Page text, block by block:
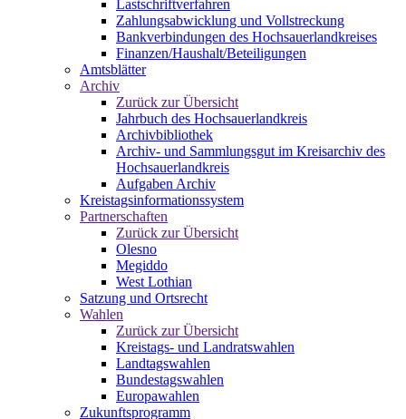
Lastschriftverfahren
Zahlungsabwicklung und Vollstreckung
Bankverbindungen des Hochsauerlandkreises
Finanzen/Haushalt/Beteiligungen
Amtsblätter
Archiv
Zurück zur Übersicht
Jahrbuch des Hochsauerlandkreis
Archivbibliothek
Archiv- und Sammlungsgut im Kreisarchiv des
Hochsauerlandkreis
Aufgaben Archiv
Kreistagsinformationssystem
Partnerschaften
Zurück zur Übersicht
Olesno
Megiddo
West Lothian
Satzung und Ortsrecht
Wahlen
Zurück zur Übersicht
Kreistags- und Landratswahlen
Landtagswahlen
Bundestagswahlen
Europawahlen
Zukunftsprogramm